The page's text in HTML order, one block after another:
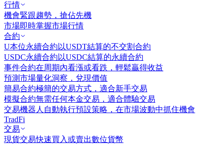
行情
機會緊跟趨勢，搶佔先機
市場即時掌握市場行情
合約
U本位永續合約 以USDT結算的不交割合約
USDC永續合約 以USDC結算的永續合約
事件合約在周期內看漲或看跌，輕鬆贏得收益
預測市場量化洞察，兌現價值
簡易合約極簡的交易方式，適合新手交易
模擬合約無需任何本金交易，適合體驗交易
交易機器人 自動執行預設策略，在市場波動中抓住機會
TradFi
交易
現貨交易快速買入或賣出數位貨幣